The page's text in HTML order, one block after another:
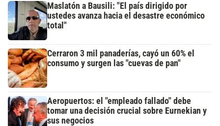
Maslatón a Bausili: "El país dirigido por
ustedes avanza hacia el desastre económico
total"
Cerraron 3 mil panaderías, cayó un 60% el
consumo y surgen las "cuevas de pan"
Aeropuertos: el "empleado fallado" debe
tomar una decisión crucial sobre Eurnekian y
sus negocios